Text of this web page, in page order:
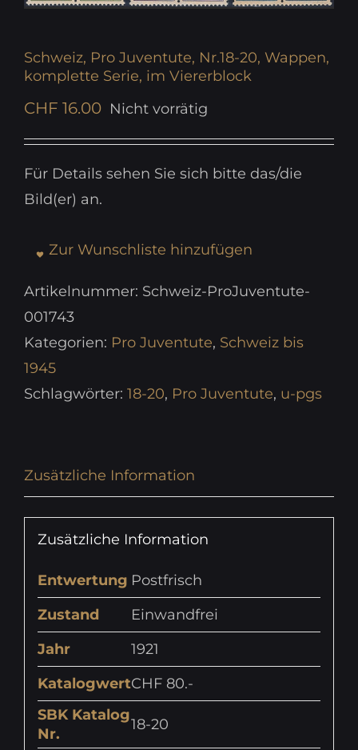
Schweiz, Pro Juventute, Nr.18-20, Wappen,
komplette Serie, im Viererblock
CHF 16.00 Nicht vorrätig
Für Details sehen Sie sich bitte das/die
Bild(er) an.
Zur Wunschliste hinzufügen
Artikelnummer: Schweiz-ProJuventute-
001743
Kategorien: Pro Juventute, Schweiz bis
1945
Schlagwörter: 18-20, Pro Juventute, u-pgs
Zusätzliche Information
Zusätzliche Information
Entwertung Postfrisch
Zustand
Einwandfrei
Jahr
1921
KatalogwertCHF 80.-
SBK Katalog
Nr.
18-20